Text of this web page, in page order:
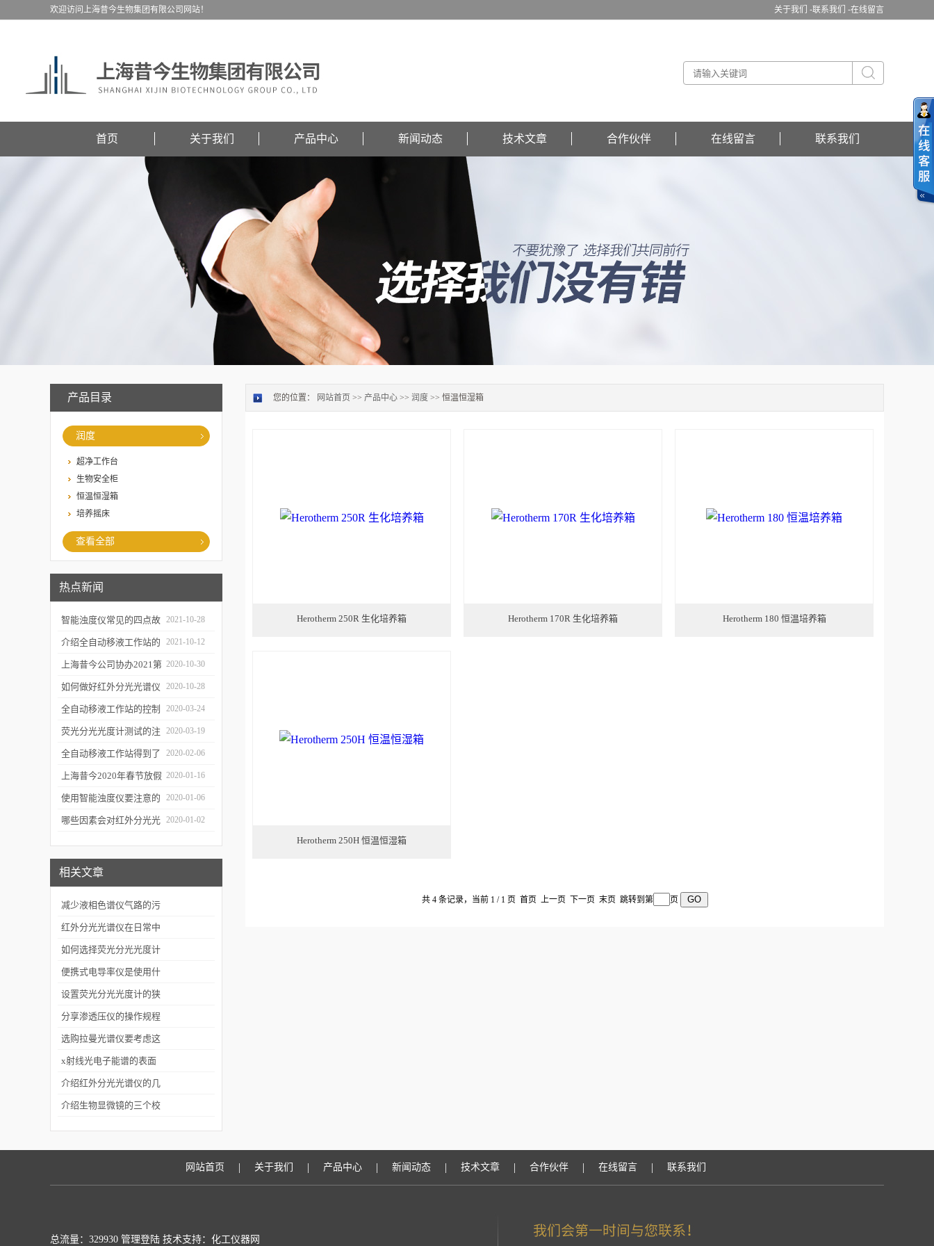
关于我们 -联系我们 -在线留言
欢迎访问上海昔今生物集团有限公司网站！
首页 关于我们 产品中心 新闻动态 技术文章 合作伙伴 在线留言 联系我们
产品目录
润度
超净工作台
生物安全柜
恒温恒湿箱
培养摇床
查看全部
热点新闻
智能浊度仪常见的四点故
障
2021-10-28
介绍全自动移液工作站的
三种移液方式
2021-10-12
上海昔今公司协办2021第
二届上海沪助科研圈发展
年会
2020-10-30
如何做好红外分光光谱仪
的防潮工作
2020-10-28
全自动移液工作站的控制
软件有哪些特点
2020-03-24
荧光分光光度计测试的注
意事项有哪些
2020-03-19
全自动移液工作站得到了
广泛的应用
2020-02-06
上海昔今2020年春节放假
通知
2020-01-16
使用智能浊度仪要注意的
几个要点
2020-01-06
哪些因素会对红外分光光 2020-01-02
相关文章
减少液相色谱仪气路的污
染有哪些措施
红外分光光谱仪在日常中
使用中保养的注意事项
如何选择荧光分光光度计
的滤光片？
便携式电导率仪是使用什
么方法进行测量的？
设置荧光分光光度计的狭
缝要注意哪些事项
分享渗透压仪的操作规程
选购拉曼光谱仪要考虑这
三个因素
x射线光电子能谱的表面
灵敏性介绍
介绍红外分光光谱仪的几
种类型
介绍生物显微镜的三个校
您的位置： 网站首页 >> 产品中心 >> 润度 >> 恒温恒湿箱
Herotherm 250R 生化培养箱 Herotherm 170R 生化培养箱 Herotherm 180 恒温培养箱
Herotherm 250H 恒温恒湿箱
共 4 条记录，当前 1 / 1 页 首页 上一页 下一页 末页 跳转到第 页
网站首页 | 关于我们 | 产品中心 | 新闻动态 | 技术文章 | 合作伙伴 | 在线留言 | 联系我们
总流量：329930 管理登陆 技术支持：化工仪器网